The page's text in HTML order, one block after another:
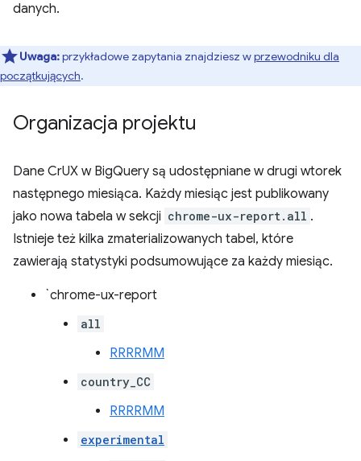
danych.
Uwaga:przykładowe zapytania znajdziesz wprzewodniku dla
początkujących.
Organizacja projektu
Dane CrUX w BigQuery są udostępniane w drugi wtorek
następnego miesiąca. Każdy miesiąc jest publikowany
jako nowa tabela w sekcji chrome-ux-report.all .
Istnieje też kilka zmaterializowanych tabel, które
zawierają statystyki podsumowujące za każdy miesiąc.
`chrome-ux-report
all
RRRRMM
country_CC
RRRRMM
experimental